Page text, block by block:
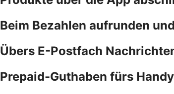
Beim Bezahlen aufrunden
Übers E-Postfach
Prepaid-Guthaben fürs